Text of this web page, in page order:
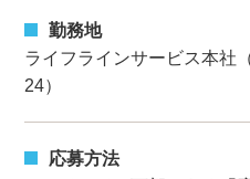
勤務地
ライフラインサービス本社
24）
応募方法